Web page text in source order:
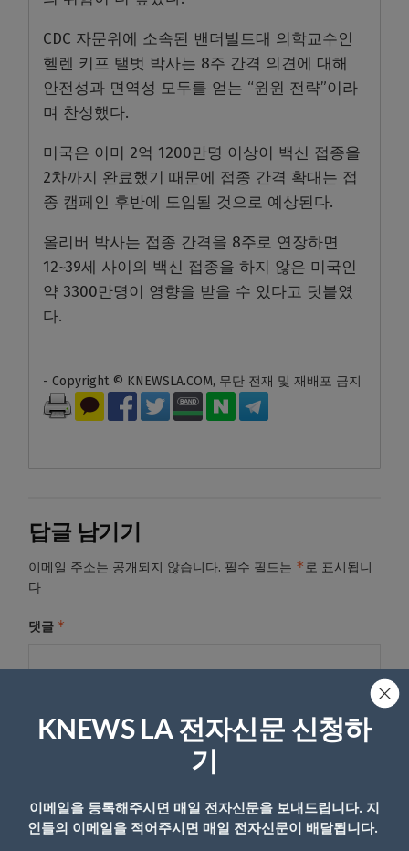
CDC 자문위에 소속된 밴더빌트대 의학교수인
헬렌 키프 탤벗 박사는 8주 간격 의견에 대해
안전성과 면역성 모두를 얻는 “윈윈 전략”이라
며 찬성했다.
미국은 이미 2억 1200만명 이상이 백신 접종을
2차까지 완료했기 때문에 접종 간격 확대는 접
종 캠페인 후반에 도입될 것으로 예상된다.
올리버 박사는 접종 간격을 8주로 연장하면
12~39세 사이의 백신 접종을 하지 않은 미국인
약 3300만명이 영향을 받을 수 있다고 덧붙였
다.
- Copyright © KNEWSLA.COM, 무단 전재 및 재배포 금지
답글 남기기
이메일 주소는 공개되지 않습니다. 필수 필드는 *로 표시됩니
다
댓글 *
KNEWS LA 전자신문 신청하
기
이메일을 등록해주시면 매일 전자신문을 보내드립니다. 지
인들의 이메일을 적어주시면 매일 전자신문이 배달됩니다.